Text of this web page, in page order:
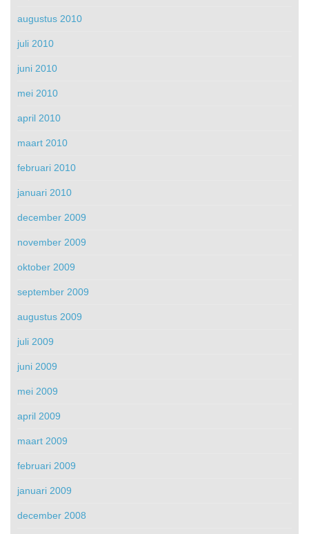
augustus 2010
juli 2010
juni 2010
mei 2010
april 2010
maart 2010
februari 2010
januari 2010
december 2009
november 2009
oktober 2009
september 2009
augustus 2009
juli 2009
juni 2009
mei 2009
april 2009
maart 2009
februari 2009
januari 2009
december 2008